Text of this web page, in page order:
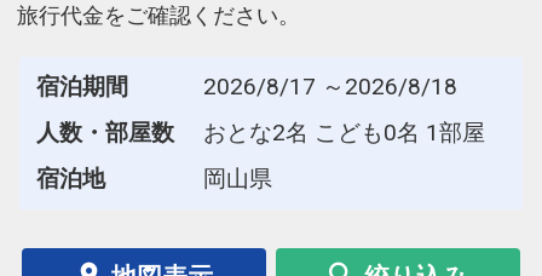
旅行代金をご確認ください。
宿泊期間
2026/8/17 ～2026/8/18
人数・部屋数
おとな2名 こども0名 1部屋
宿泊地
岡山県